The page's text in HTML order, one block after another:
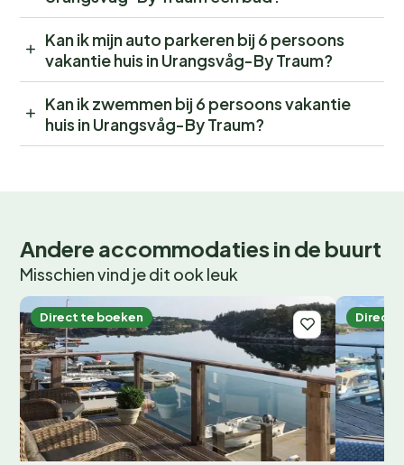
Kan ik mijn auto parkeren bij 6 persoons
vakantie huis in Urangsvåg-By Traum?
Kan ik zwemmen bij 6 persoons vakantie
huis in Urangsvåg-By Traum?
Andere accommodaties in de buurt
Misschien vind je dit ook leuk
Direct te boeken Direct